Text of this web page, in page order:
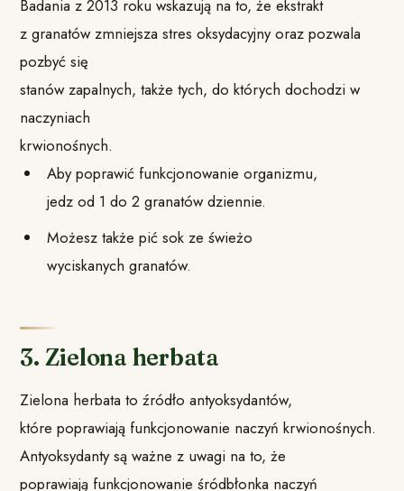
Badania z 2013 roku wskazują na to, że ekstrakt
z granatów zmniejsza stres oksydacyjny oraz pozwala
pozbyć się
stanów zapalnych, także tych, do których dochodzi w
naczyniach
krwionośnych.
Aby poprawić funkcjonowanie organizmu,
jedz od 1 do 2 granatów dziennie.
Możesz także pić sok ze świeżo
wyciskanych granatów.
3. Zielona herbata
Zielona herbata to źródło antyoksydantów,
które poprawiają funkcjonowanie naczyń krwionośnych.
Antyoksydanty są ważne z uwagi na to, że
poprawiają funkcjonowanie śródbłonka naczyń